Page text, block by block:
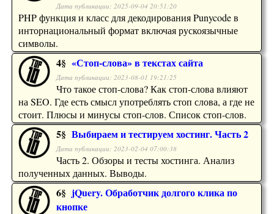
Дата публикации: 2025-09-04 20:51:20
PHP функция и класс для декодирования Punycode в
инторнациональный формат включая рускоязычные
символы.
4§ «Стоп-слова» в текстах сайта
Дата публикации: 2023-08-01 19:21:25
Что такое стоп-слова? Как стоп-слова влияют
на SEO. Где есть смысл употреблять стоп слова, а где не
стоит. Плюсы и минусы стоп-слов. Список стоп-слов.
5§ Выбираем и тестируем хостинг. Часть 2
Дата публикации: 2023-02-04 07:00:38
Часть 2. Обзоры и тесты хостинга. Анализ
полученных данных. Выводы.
6§ jQuery. Обработчик долгого клика по
кнопке